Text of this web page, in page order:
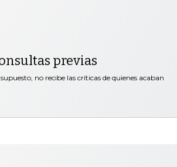
previas
no recibe las críticas de quienes acaban